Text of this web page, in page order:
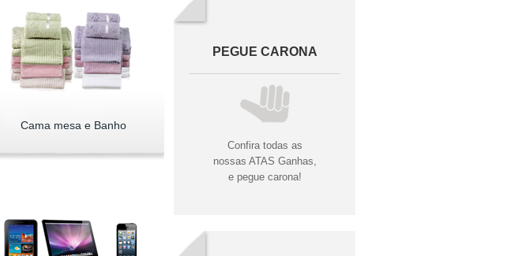
PEGUE CARONA
Confira todas as
nossas ATAS Ganhas,
e pegue carona!
Cama mesa e Banho